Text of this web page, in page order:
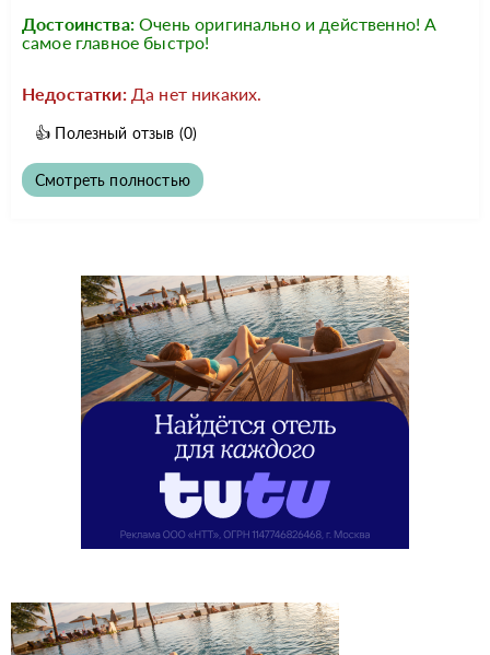
Достоинства: Очень оригинально и действенно! А
самое главное быстро!
Недостатки: Да нет никаких.
👍 Полезный отзыв (0)
Смотреть полностью